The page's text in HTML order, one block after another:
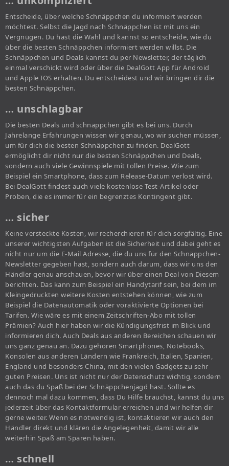
Entscheide, über welche Schnäppchen du informiert werden
möchtest. Selbst die Jagd nach Schnäppchen ist mit uns ein
Vergnügen. Du hast die Wahl und kannst so entscheide, wie du
über die besten Schnäppchen informiert werden willst. Die
Schnäppchen und Deals kannst du per Newsletter, der täglich
einmal verschickt wird oder über die DealGott App für Android
und Apple IOS erhalten. Du entscheidest und wir bringen dir die
besten Schnäppchen.
… unschlagbar
Die besten Deals und schnäppchen gibt es bei uns. Durch
Jahrelange Erfahrungen wissen wir genau, wo wir suchen müssen,
um für dich die besten Schnäppchen zu finden. DealGott
ermöglicht dir nicht nur die besten Schnäppchen und Deals,
sondern auch viele Gewinnspiele mit tollen Preise. Wie zum
Beispiel ein Smartphone, dass zum Release-Datum verlost wird.
Bei DealGott findest auch viele kostenlose Test-Artikel oder
Proben, die es immer für ein begrenztes Kontingent gibt.
… sicher
Keine versteckte Kosten, wir recherchieren für dich sorgfältig. Eine
unserer wichtigsten Aufgaben ist die Sicherheit und dabei geht es
nicht nur um die E-Mail Adresse, die du uns für den Schnäppchen-
Newsletter gegeben hast, sondern auch darum, dass wir uns den
Händler genau anschauen, bevor wir über einen Deal von Diesem
berichten. Das kann zum Beispiel ein Handytarif sein, bei dem im
Kleingedruckten weitere Kosten entstehen können, wie zum
Beispiel die Datenautomatik oder voraktivierte Optionen bei
Tarifen. Wie wäre es mit einem Zeitschriften-Abo mit tollen
Prämien? Auch hier haben wir die Kündigungsfrist im Blick und
informieren dich. Auch Deals aus anderen Bereichen schauen wir
uns ganz genau an. Dazu gehören Smartphones, Notebooks,
Konsolen aus anderen Ländern wie Frankreich, Italien, Spanien,
England und besonders China, mit den vielen Gadgets zu sehr
guten Preisen. Uns ist nicht nur der Datenschutz wichtig, sondern
auch das du Spaß bei der Schnäppchenjagd hast. Sollte es
dennoch mal dazu kommen, dass Du Hilfe brauchst, kannst du uns
jederzeit über das Kontaktformular erreichen und wir helfen dir
gerne weiter. Wenn es notwendig ist, kontaktieren wir auch den
Händler direkt und klären die Angelegenheit, damit wir alle
weiterhin Spaß am Sparen haben.
… schnell